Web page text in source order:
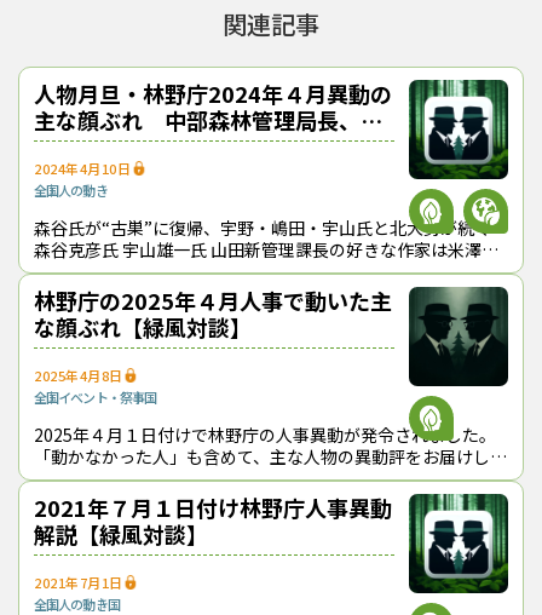
関連記事
人物月旦・林野庁2024年４月異動の
主な顔ぶれ 中部森林管理局長、本
庁３課長が交代【緑風対談】
2024年4月10日
全国人の動き
森谷氏が“古巣”に復帰、宇野・嶋田・宇山氏と北大勢が続く
森谷克彦氏 宇山雄一氏 山田新管理課長の好きな作家は米澤穂
信、整備課長に土居氏 山田裕典氏
林野庁の2025年４月人事で動いた主
な顔ぶれ【緑風対談】
2025年4月8日
全国イベント・祭事国
2025年４月１日付けで林野庁の人事異動が発令されました。
「動かなかった人」も含めて、主な人物の異動評をお届けしま
す。
2021年７月１日付け林野庁人事異動
解説【緑風対談】
2021年7月1日
全国人の動き国